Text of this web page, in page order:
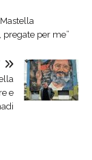
per me”
e